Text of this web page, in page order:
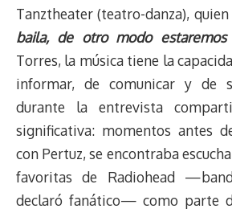
Tanztheater (teatro-danza),
baila, de otro modo estaremos
Torres, la música tiene la
informar, de comunicar y de
durante la entrevista
significativa: momentos antes
con Pertuz, se encontraba
favoritas de Radiohead
declaró fanático— como parte